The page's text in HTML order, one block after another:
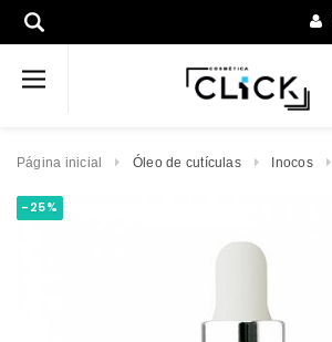
Página inicial Óleo de cutículas Inocos
-25%